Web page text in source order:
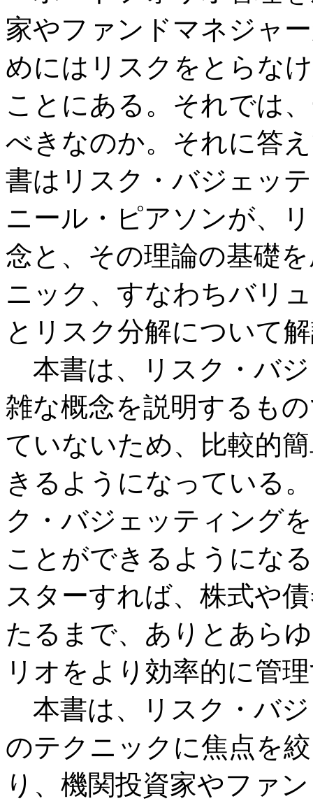
家やファンドマネジャ
めにはリスクをとらな
ことにある。それでは
べきなのか。それに答
書はリスク・バジェッ
ニール・ピアソンが、
念と、その理論の基礎
ニック、すなわちバリ
とリスク分解について
本書は、リスク・バ
雑な概念を説明するも
ていないため、比較的
きるようになっている
ク・バジェッティング
ことができるようにな
スターすれば、株式や
たるまで、ありとあら
リオをより効率的に管
本書は、リスク・バ
のテクニックに焦点を
り、機関投資家やファ